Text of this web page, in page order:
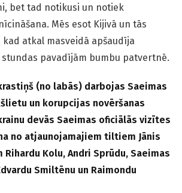
bet tad notikusi un notiek
Mēs esot Kijivā un tās
atkal masveidā apšaudīja
stundas pavadījām bumbu patvertnē.
(no labās) darbojas Saeimas
un korupcijas novēršanas
devās Saeimas oficiālās vizītes
no atjaunojamajiem tiltiem Jānis
Kolu, Andri Sprūdu, Saeimas
Smiltēnu un Raimondu